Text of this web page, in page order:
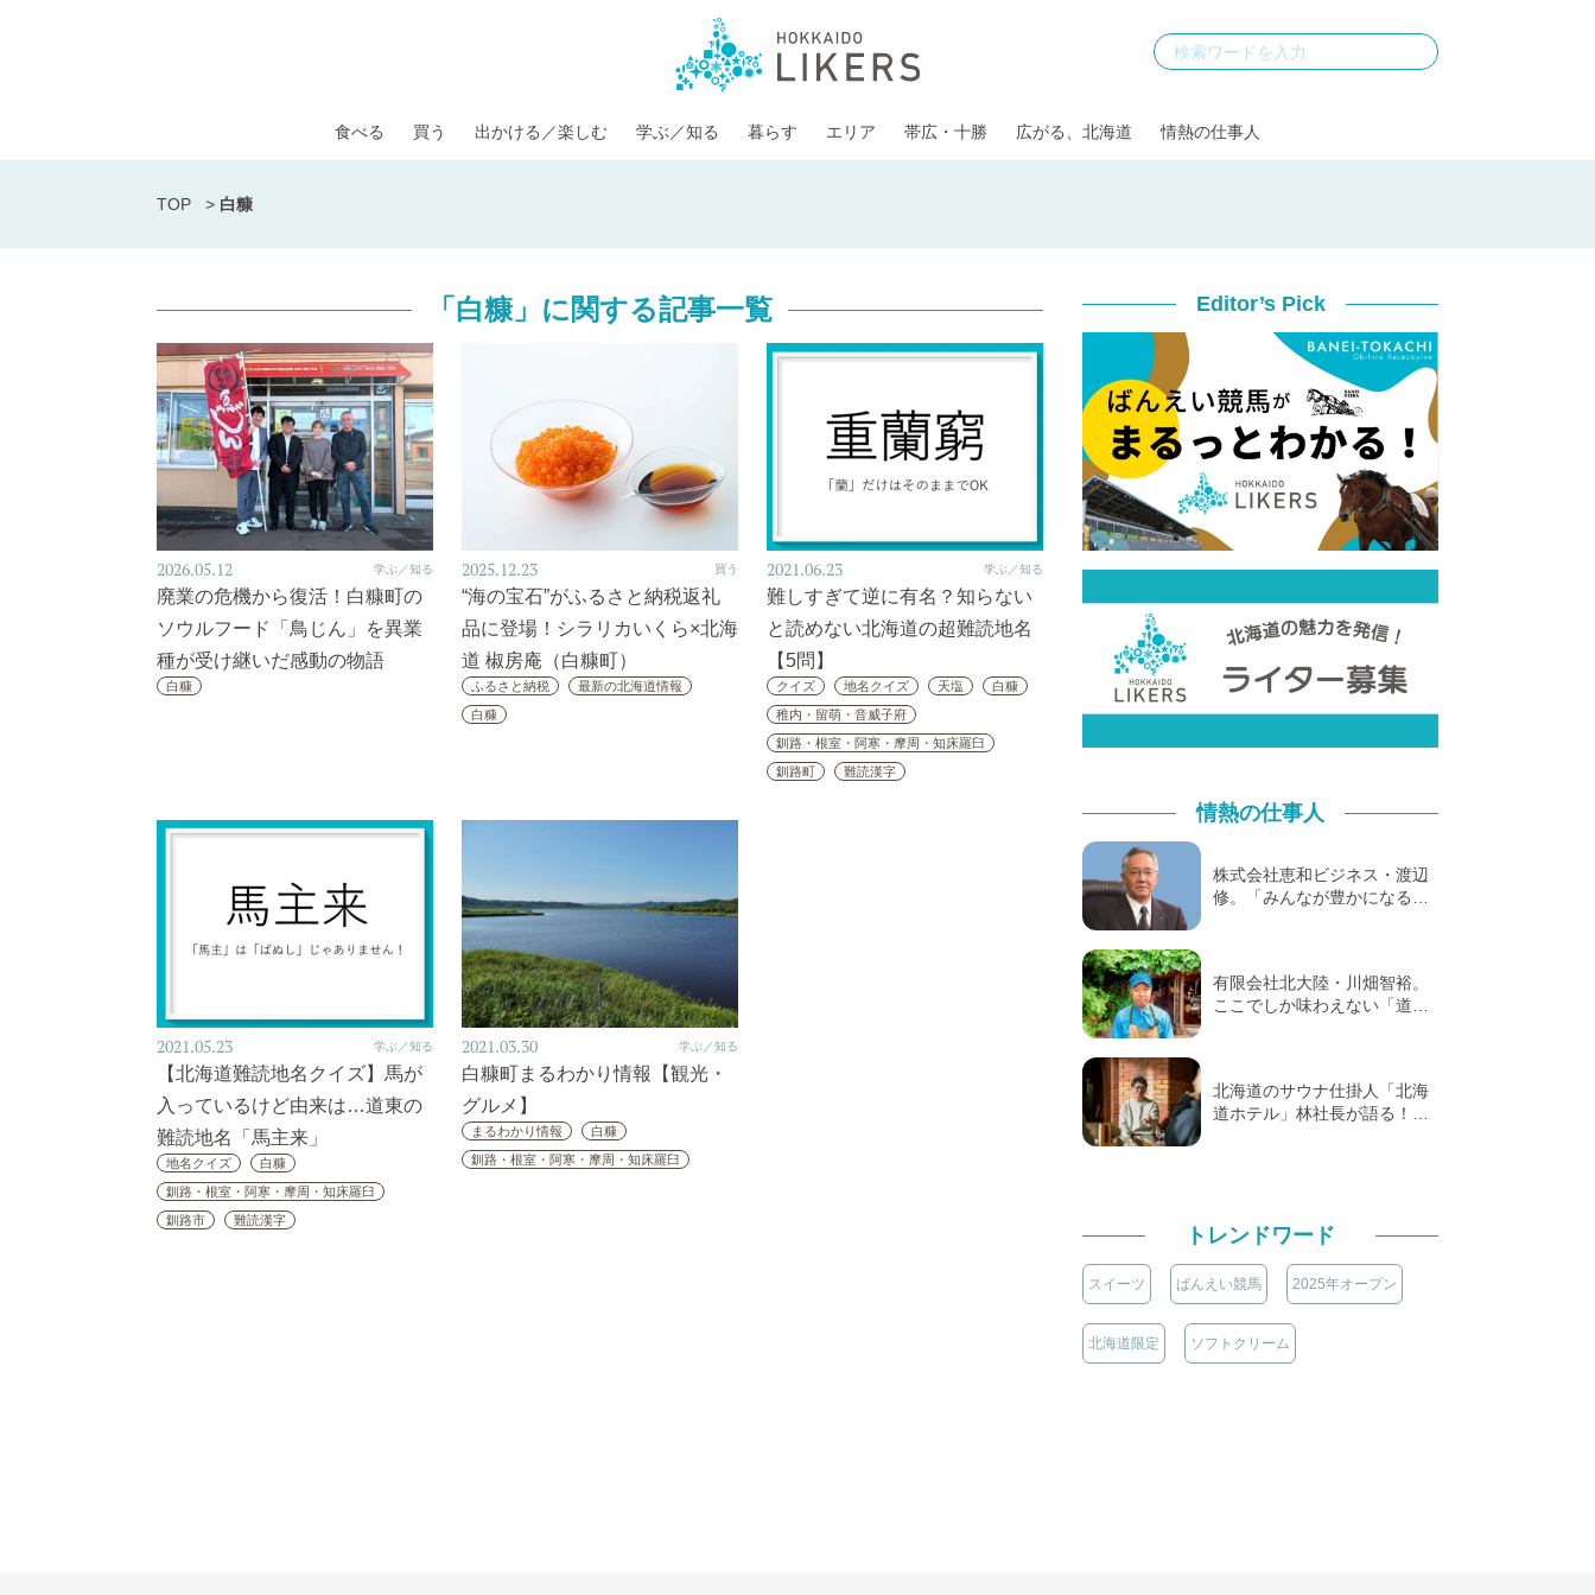
食べる 買う 出かける／楽しむ 学ぶ／知る 暮らす エリア 帯広・十勝 広がる、北海道 情熱の仕事人
TOP > 白糠
「白糠」に関する記事一覧
2026.05.12 学ぶ／知る
廃業の危機から復活！白糠町の
ソウルフード「鳥じん」を異業
種が受け継いだ感動の物語
白糠
2025.12.23 買う
“海の宝石”がふるさと納税返礼
品に登場！シラリカいくら×北海
道 椒房庵（白糠町）
ふるさと納税
最新の北海道情報
白糠
2021.06.23 学ぶ／知る
難しすぎて逆に有名？知らない
と読めない北海道の超難読地名
【5問】
クイズ 地名クイズ 天塩
白糠
稚内・留萌・音威子府
釧路・根室・阿寒・摩周・知床羅臼
釧路町
難読漢字
2021.05.23 学ぶ／知る
【北海道難読地名クイズ】馬が
入っているけど由来は…道東の
難読地名「馬主来」
地名クイズ
白糠
釧路・根室・阿寒・摩周・知床羅臼
釧路市
難読漢字
2021.03.30 学ぶ／知る
白糠町まるわかり情報【観光・
グルメ】
まるわかり情報
白糠
釧路・根室・阿寒・摩周・知床羅臼
Editor’s Pick
情熱の仕事人
株式会社恵和ビジネス・渡辺
修。「みんなが豊かになる…
有限会社北大陸・川畑智裕。
ここでしか味わえない「道…
北海道のサウナ仕掛人「北海
道ホテル」林社長が語る！…
トレンドワード
スイーツ ばんえい競馬 2025年オープン
北海道限定 ソフトクリーム